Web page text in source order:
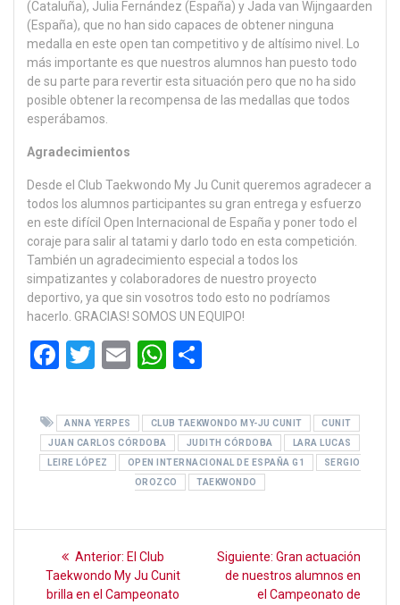
(Cataluña), Julia Fernández (España) y Jada van Wijngaarden
(España), que no han sido capaces de obtener ninguna
medalla en este open tan competitivo y de altísimo nivel. Lo
más importante es que nuestros alumnos han puesto todo
de su parte para revertir esta situación pero que no ha sido
posible obtener la recompensa de las medallas que todos
esperábamos.
Agradecimientos
Desde el Club Taekwondo My Ju Cunit queremos agradecer a
todos los alumnos participantes su gran entrega y esfuerzo
en este difícil Open Internacional de España y poner todo el
coraje para salir al tatami y darlo todo en esta competición.
También un agradecimiento especial a todos los
simpatizantes y colaboradores de nuestro proyecto
deportivo, ya que sin vosotros todo esto no podríamos
hacerlo. GRACIAS! SOMOS UN EQUIPO!
F
ce
b
o
k
T
tt
er
E
ail
W
at
s
A
p
p
m
p
ar
tir
ANNA YERPES CLUB TAEKWONDO MY-JU CUNIT
CUNIT
JUAN CARLOS CÓRDOBA
JUDITH CÓRDOBA
LARA LUCAS
LEIRE LÓPEZ
OPEN INTERNACIONAL DE ESPAÑA G1
SERGIO
OROZCO
TAEKWONDO
Navegación
Anterior: Entrada
anterior:
El Club
Taekwondo My Ju Cunit
brilla en el Campeonato
Siguiente: Siguiente
entrada:
Gran actuación
de nuestros alumnos en
el Campeonato de